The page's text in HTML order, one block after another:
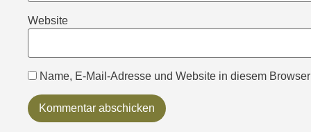
Website
Name, E-Mail-Adresse und Website in diesem